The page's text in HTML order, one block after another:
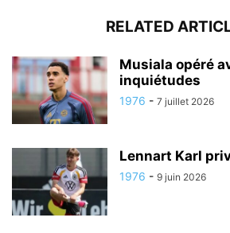
RELATED
Musiala opéré
inquiétudes
1976 - 7 juillet 2026
Lennart Karl
1976 - 9 juin 2026